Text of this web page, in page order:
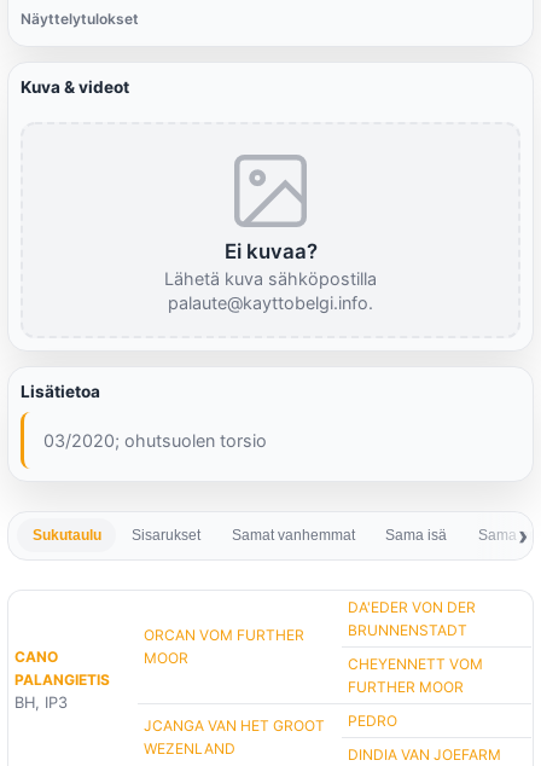
Näyttelytulokset
Kuva & videot
Ei kuvaa?
Lähetä kuva sähköpostilla
palaute@kayttobelgi.info.
Lisätietoa
03/2020; ohutsuolen torsio
Sukutaulu Sisarukset Samat vanhemmat Sama isä Sama
CANO
PALANGIETIS
BH, IP3
ORCAN VOM FURTHER
MOOR
DA'EDER VON DER
BRUNNENSTADT
CHEYENNETT VOM
FURTHER MOOR
JCANGA VAN HET GROOT
WEZENLAND
PEDRO
DINDIA VAN JOEFARM